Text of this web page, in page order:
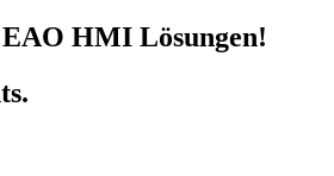
HMI Lösungen!